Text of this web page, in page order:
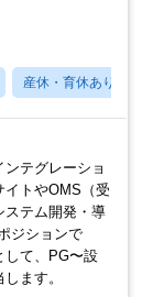
産休・育休あり
テグレーショ
イトやOMS（受
ステム開発・導
ジションで
して、PG〜設
ます。